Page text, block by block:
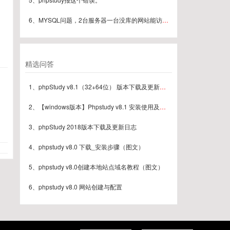
6、MYSQL问题，2台服务器一台没库的网站能访问但是采集数据到库的时候可以一下子后变成连接失败
精选问答
1、phpStudy v8.1（32+64位） 版本下载及更新日志
2、【windows版本】Phpstudy v8.1 安装使用及常见问题汇总（最新版本）
3、phpStudy 2018版本下载及更新日志
4、phpstudy v8.0 下载_安装步骤（图文）
5、phpstudy v8.0创建本地站点域名教程（图文）
6、phpstudy v8.0 网站创建与配置